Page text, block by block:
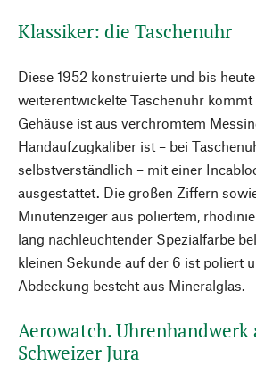
Klassiker: die Taschenuhr
Diese 1952 konstruierte und bis
weiterentwickelte Taschenuhr kommt
Gehäuse ist aus verchromtem
Handaufzugkaliber ist – bei
selbstverständlich – mit einer
ausgestattet. Die großen Ziffern
Minutenzeiger aus poliertem,
lang nachleuchtender Spezialfarbe
kleinen Sekunde auf der 6 ist poliert
Abdeckung besteht aus Mineralglas.
Aerowatch. Uhrenhandwerk
Schweizer Jura